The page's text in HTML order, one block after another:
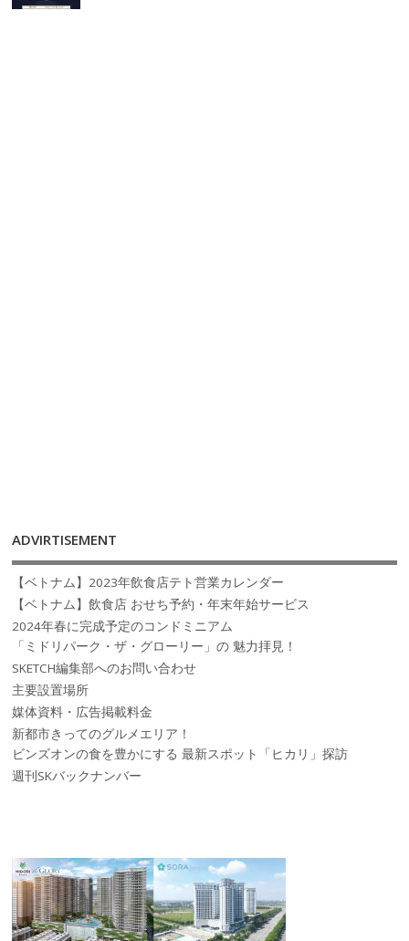
ADVIRTISEMENT
【ベトナム】2023年飲食店テト営業カレンダー
【ベトナム】飲食店 おせち予約・年末年始サービス
2024年春に完成予定のコンドミニアム
「ミドリパーク・ザ・グローリー」の 魅力拝見！
SKETCH編集部へのお問い合わせ
主要設置場所
媒体資料・広告掲載料金
新都市きってのグルメエリア！
ビンズオンの食を豊かにする 最新スポット「ヒカリ」探訪
週刊SKバックナンバー